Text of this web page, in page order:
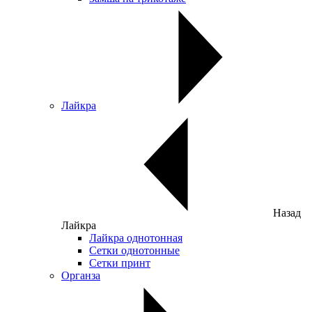
Лайкра
Назад
Лайкра
Лайкра однотонная
Сетки однотонные
Сетки принт
Органза